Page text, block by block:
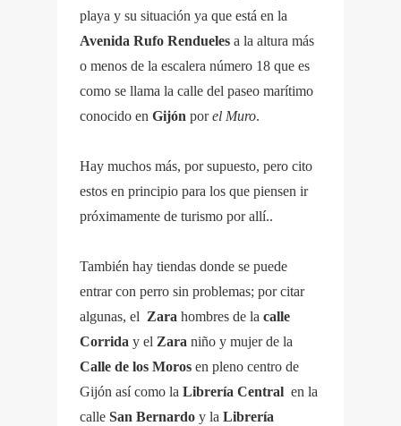
playa y su situación ya que está en la
Avenida Rufo Rendueles a la altura más
o menos de la escalera número 18 que es
como se llama la calle del paseo marítimo
conocido en Gijón porel Muro.
Hay muchos más, por supuesto, pero cito
estos en principio para los que piensen ir
próximamente de turismo por allí..
También hay tiendas donde se puede
entrar con perro sin problemas; por citar
algunas, el Zara hombres de la calle
Corrida y el Zara niño y mujer de la
Calle de los Moros en pleno centro de
Gijón así como la Librería Central en la
calle San Bernardo y la Librería